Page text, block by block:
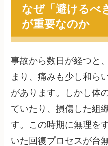
なぜ「避けるべ
が重要なのか
事故から数日が経つと
まり、痛みも少し和ら
があります。しかし体
ていたり、損傷した組
す。この時期に無理を
いた回復プロセスが台